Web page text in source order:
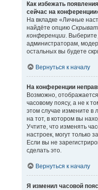
Как избежать
сейчас на
На вкладке «Личные
найдёте опцию
конференции. Выберите
администраторам,
остальных вы будете
Вернуться к началу
На конференции
Возможно,
часовому поясу, а не к
этом случае измените в
на тот, в котором вы
Учтите, что изменять
настроек, могут только
Если вы не
сделать это.
Вернуться к началу
Я изменил часовой